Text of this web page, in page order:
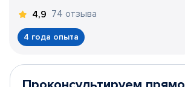
4,9 74 отзыва
4 года опыта